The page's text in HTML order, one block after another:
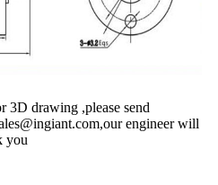
3D drawing ,please send
,our engineer will
you